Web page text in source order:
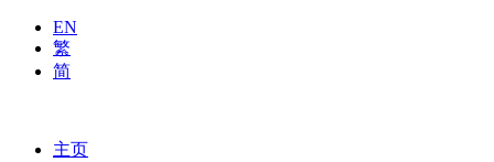
EN
繁
简
主页